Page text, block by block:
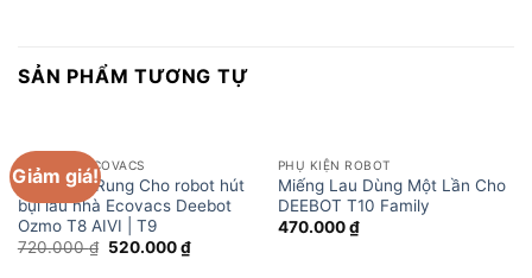
SẢN PHẨM TƯƠNG TỰ
Giảm giá!
PHỤ KIỆN ECOVACS
Khăn Lau Rung Cho robot hút
bụi lau nhà Ecovacs Deebot
Ozmo T8 AIVI | T9
720.000₫ Giá
520.000₫Giá
hiện
PHỤ KIỆN ROBOT
Miếng Lau Dùng Một Lần Cho
DEEBOT T10 Family
470.000₫